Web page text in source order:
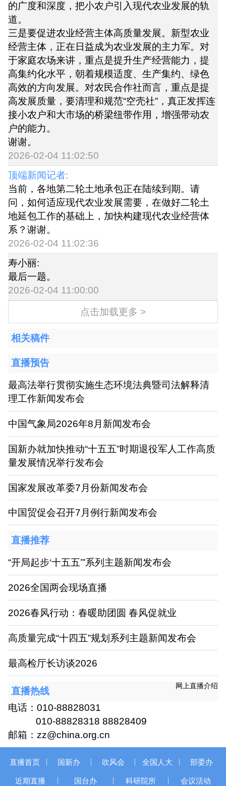
的广度和深度，把小农户引入现代农业发展的轨
道。
三是要促进农业经营主体高质量发展。新型农业
经营主体，正在日益成为农业发展的主力军。对
于家庭农场来讲，重点是提升生产经营能力，提
高集约化水平，朝着规模适度、生产集约、绿色
高效的方向发展。对农民合作社而言，重点是提
高发展质量，要清理和规范“空壳社”，真正发挥连
接小农户和大市场的桥梁纽带作用，增强带动农
户的能力。
谢谢。
2026-02-04 11:02:50
顶端新闻记者:
当前，各地第二轮土地承包正在陆续到期。请
问，如何适应现代农业发展需要，在做好二轮土
地延包工作的基础上，加快构建现代农业经营体
系？谢谢。
2026-02-04 11:02:36
寿小丽:
最后一题。
2026-02-04 11:00:00
点击加载更多 >
相关稿件
直播预告
最高法举行贯彻实施生态环境法典暨司法解释清
理工作新闻发布会
中国气象局2026年8月新闻发布会
国新办就加快推动“十五五”时期退役军人工作高质
量发展情况举行发布会
国家发展改革委7月份新闻发布会
中国贸促会召开7月例行新闻发布会
直播推荐
“开局起步‘十五五’”系列主题新闻发布会
2026全国两会现场直播
2026春风行动：春暖助团圆 春风促就业
高质量完成“十四五”规划系列主题新闻发布会
最高检厅长访谈2026
网上直播介绍
直播热线
电话：010-88828031
010-88828318 88828409
邮箱：zz@china.org.cn
直播首页 国新办 吹风会 全国人大 部委办
近期直播 国台办 科研院所 会议活动